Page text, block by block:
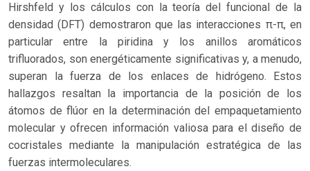
Hirshfeld y los cálculos con la teoría del funcional de la
densidad (DFT) demostraron que las interacciones π-π, en
particular entre la piridina y los anillos aromáticos
trifluorados, son energéticamente significativas y, a menudo,
superan la fuerza de los enlaces de hidrógeno. Estos
hallazgos resaltan la importancia de la posición de los
átomos de flúor en la determinación del empaquetamiento
molecular y ofrecen información valiosa para el diseño de
cocristales mediante la manipulación estratégica de las
fuerzas intermoleculares.